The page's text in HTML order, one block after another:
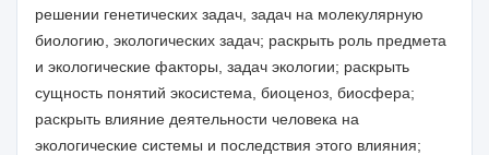
решении генетических задач, задач на молекулярную
биологию, экологических задач; раскрыть роль предмета
и экологические факторы, задач экологии; раскрыть
сущность понятий экосистема, биоценоз, биосфера;
раскрыть влияние деятельности человека на
экологические системы и последствия этого влияния;